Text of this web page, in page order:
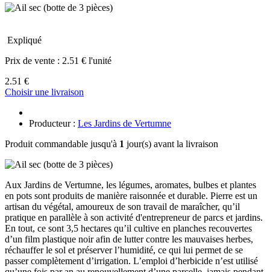
Expliqué
Prix de vente : 2.51 € l'unité
2.51 €
Choisir une livraison
Producteur : Les Jardins de Vertumne
Produit commandable jusqu'à 1 jour(s) avant la livraison
Aux Jardins de Vertumne, les légumes, aromates, bulbes et plantes
en pots sont produits de manière raisonnée et durable. Pierre est un
artisan du végétal, amoureux de son travail de maraîcher, qu’il
pratique en parallèle à son activité d'entrepreneur de parcs et jardins.
En tout, ce sont 3,5 hectares qu’il cultive en planches recouvertes
d’un film plastique noir afin de lutter contre les mauvaises herbes,
réchauffer le sol et préserver l’humidité, ce qui lui permet de se
passer complètement d’irrigation. L’emploi d’herbicide n’est utilisé